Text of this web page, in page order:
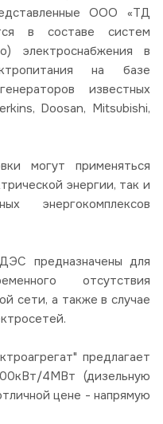
ООО «ТД
в составе систем
электроснабжения в
на базе
известных
Doosan, Mitsubishi,
могут применяться
энергии, так и
энергокомплексов
предназначены для
отсутствия
сети, а также в случае
предлагает
4МВт (дизельную
цене - напрямую